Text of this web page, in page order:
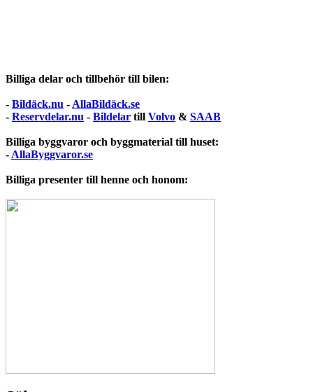
Billiga delar och tillbehör till bilen:
- Bildäck.nu - AllaBildäck.se
- Reservdelar.nu - Bildelar till Volvo & SAAB
Billiga byggvaror och byggmaterial till huset:
- AllaByggvaror.se
Billiga presenter till henne och honom: